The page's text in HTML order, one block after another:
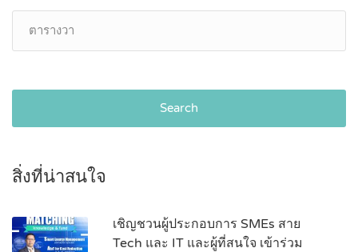
Search
สิ่งที่น่าสนใจ
เชิญชวนผู้ประกอบการ SMEs สาย
Tech และ IT และผู้ที่สนใจ เข้าร่วม